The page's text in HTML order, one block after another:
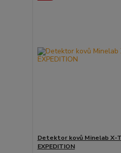
Detektor kovů Minelab X-
EXPEDITION